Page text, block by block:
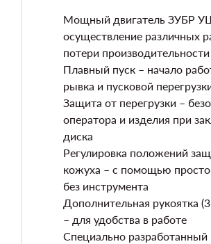
Мощный двигатель ЗУБР
осуществление различных
потери производительности
Плавный пуск – начало
рывка и пусковой
Защита от перегрузки –
оператора и изделия при
диска
Регулировка положений
кожуха – с помощью
без инструмента
Дополнительная рукоятка
– для удобства в работе
Специально разработанный